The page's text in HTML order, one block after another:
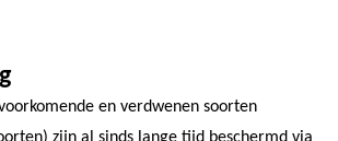
en verdwenen soorten